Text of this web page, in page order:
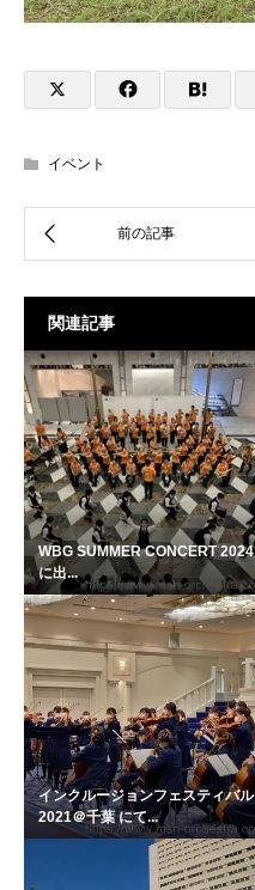
イベント
関連記事
WBG SUMMER CONCERT 2024
に出...
インクルージョンフェスティバル
2021＠千葉 にて...